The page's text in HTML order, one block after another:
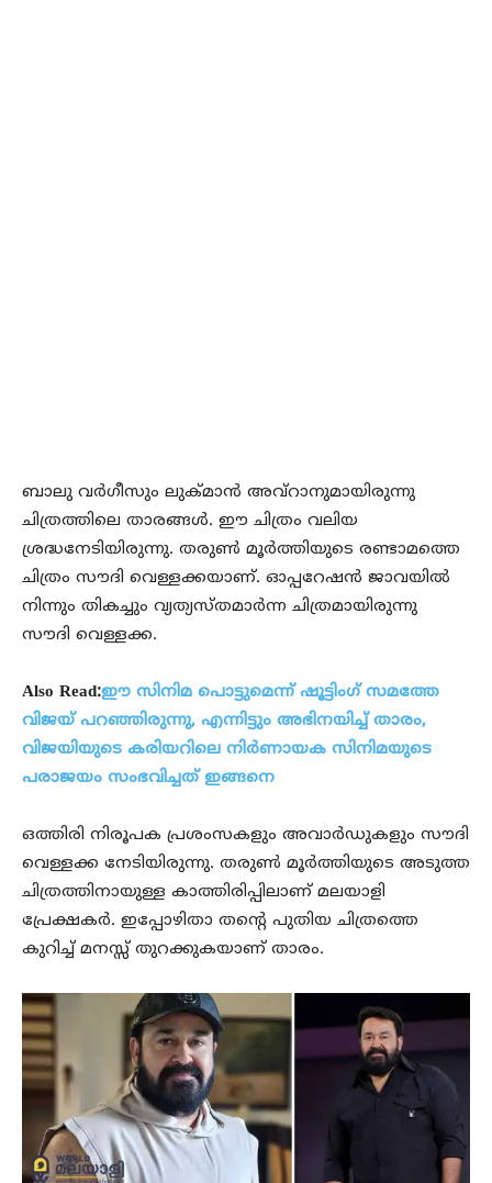
ബാലു വര്‍ഗീസും ലുക്മാന്‍ അവ്‌റാനുമായിരുന്നു
ചിത്രത്തിലെ താരങ്ങള്‍. ഈ ചിത്രം വലിയ
ശ്രദ്ധനേടിയിരുന്നു. തരുണ്‍ മൂര്‍ത്തിയുടെ രണ്ടാമത്തെ
ചിത്രം സൗദി വെള്ളക്കയാണ്. ഓപ്പറേഷന്‍ ജാവയില്‍
നിന്നും തികച്ചും വ്യത്യസ്തമാര്‍ന്ന ചിത്രമായിരുന്നു
സൗദി വെള്ളക്ക.
Also Read:ഈ സിനിമ പൊട്ടുമെന്ന് ഷൂട്ടിംഗ് സമത്തേ
വിജയ് പറഞ്ഞിരുന്നു, എന്നിട്ടും അഭിനയിച്ച് താരം,
വിജയിയുടെ കരിയറിലെ നിര്‍ണായക സിനിമയുടെ
പരാജയം സംഭവിച്ചത് ഇങ്ങനെ
ഒത്തിരി നിരൂപക പ്രശംസകളും അവാര്‍ഡുകളും സൗദി
വെള്ളക്ക നേടിയിരുന്നു. തരുണ്‍ മൂര്‍ത്തിയുടെ അടുത്ത
ചിത്രത്തിനായുള്ള കാത്തിരിപ്പിലാണ് മലയാളി
പ്രേക്ഷകര്‍. ഇപ്പോഴിതാ തന്റെ പുതിയ ചിത്രത്തെ
കുറിച്ച് മനസ്സ് തുറക്കുകയാണ് താരം.